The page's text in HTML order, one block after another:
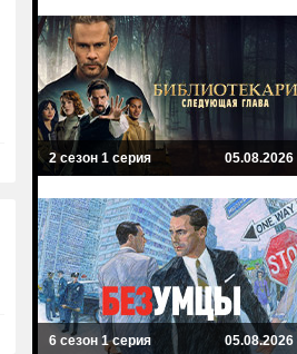
2 сезон 1 серия 05.08.2026
6 сезон 1 серия 05.08.2026